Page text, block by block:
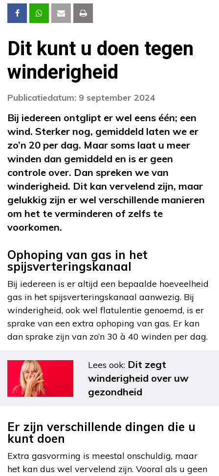
Dit kunt u doen tegen
winderigheid
Publicatiedatum: 9 september 2024
Bij iedereen ontglipt er wel eens één; een
wind. Sterker nog, gemiddeld laten we er
zo’n 20 per dag. Maar soms laat u meer
winden dan gemiddeld en is er geen
controle over. Dan spreken we van
winderigheid. Dit kan vervelend zijn, maar
gelukkig zijn er wel verschillende manieren
om het te verminderen of zelfs te
voorkomen.
Ophoping van gas in het
spijsverteringskanaal
Bij iedereen is er altijd een bepaalde hoeveelheid
gas in het spijsverteringskanaal aanwezig. Bij
winderigheid, ook wel flatulentie genoemd, is er
sprake van een extra ophoping van gas. Er kan
dan sprake zijn van zo’n 30 à 40 winden per dag.
Lees ook: Dit zegt
winderigheid over uw
gezondheid
Er zijn verschillende dingen die u
kunt doen
Extra gasvorming is meestal onschuldig, maar
het kan dus wel vervelend zijn. Vooral als u geen